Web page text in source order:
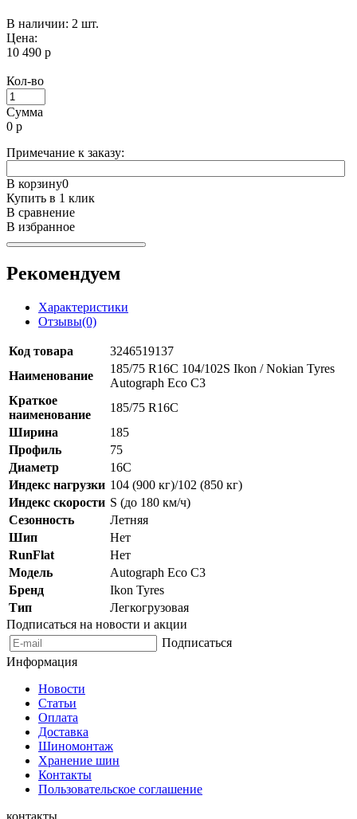
В наличии: 2 шт.
Цена:
10 490 р
Кол-во
Сумма
0 р
Примечание к заказу:
В корзину0
Купить в 1 клик
В сравнение
В избранное
Рекомендуем
Характеристики
Отзывы(0)
Код товара
3246519137
Наименование
185/75 R16C 104/102S Ikon / Nokian Tyres
Autograph Eco C3
Краткое
наименование
185/75 R16C
Ширина
185
Профиль
75
Диаметр
16C
Индекс нагрузки 104 (900 кг)/102 (850 кг)
Индекс скорости S (до 180 км/ч)
Сезонность
Летняя
Шип
Нет
RunFlat
Нет
Модель
Autograph Eco C3
Бренд
Ikon Tyres
Тип
Легкогрузовая
Подписаться на новости и акции
Подписаться
Информация
Новости
Статьи
Оплата
Доставка
Шиномонтаж
Хранение шин
Контакты
Пользовательское соглашение
контакты